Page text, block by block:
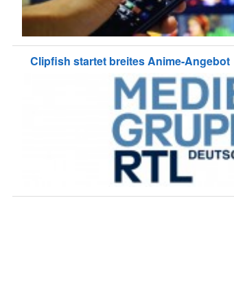
Clipfish startet breites Anime-Angebot